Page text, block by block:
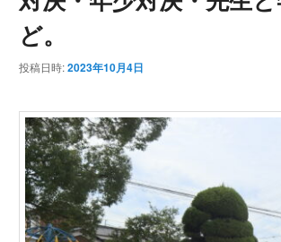
ど。
投稿日時:2023年10月4日